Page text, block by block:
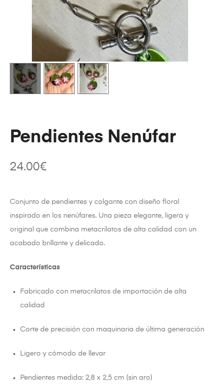
Pendientes Nenúfar
24.00€
Conjunto de pendientes y colgante con diseño floral
inspirado en los nenúfares. Una pieza elegante, ligera y
original que combina metacrilatos de alta calidad con un
acabado brillante y delicado.
Características
Fabricado con metacrilatos de importación de alta
calidad
Corte de precisión con maquinaria de última generación
Ligero y cómodo de llevar
Pendientes medida: 2,8 x 2,5 cm (sin aro)